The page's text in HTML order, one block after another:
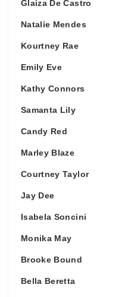
Glaiza De Castro
Natalie Mendes
Kourtney Rae
Emily Eve
Kathy Connors
Samanta Lily
Candy Red
Marley Blaze
Courtney Taylor
Jay Dee
Isabela Soncini
Monika May
Brooke Bound
Bella Beretta